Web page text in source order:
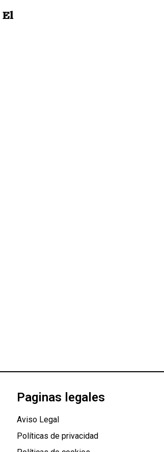
El
Paginas legales
Aviso Legal
Políticas de privacidad